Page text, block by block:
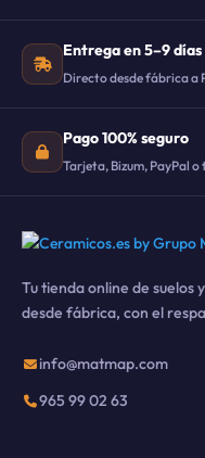
Entrega en 5–9 días
Directo desde fábrica a
Pago 100% seguro
Tarjeta, Bizum, PayPal
Tu tienda online de
desde fábrica, con el
info@matmap.com
965 99 02 63